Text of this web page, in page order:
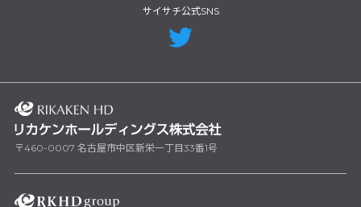
サイサチ公式SNS
〒460-0007 名古屋市中区新栄一丁目33番1号